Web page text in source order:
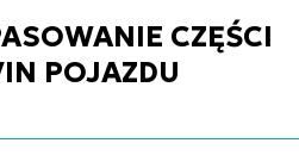
CZĘŚCI
POJAZDU